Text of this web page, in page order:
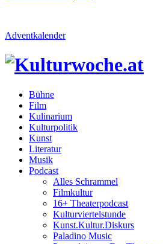
Adventkalender
Bühne
Film
Kulinarium
Kulturpolitik
Kunst
Literatur
Musik
Podcast
Alles Schrammel
Filmkultur
16+ Theaterpodcast
Kulturviertelstunde
Kunst.Kultur.Diskurs
Paladino Music